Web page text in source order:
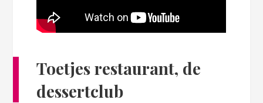
Toetjes restaurant, de
dessertclub